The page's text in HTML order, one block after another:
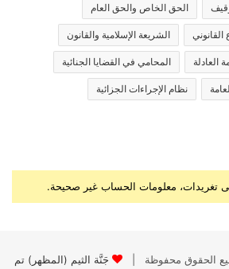
الحق الخاص والحق العام
القانوني الشريعة الإسلامية والقانون
العادلة المحامي في القضايا الجنائية
نظام الإجراءات الجزائية
تغريدات، معلومات الحساب غير صحيحة.
جَنَّة الثيم (المظهر) تم